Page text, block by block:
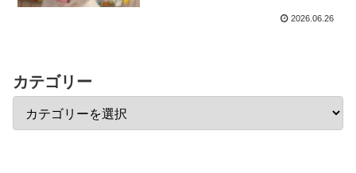
2026.06.26
カテゴリー